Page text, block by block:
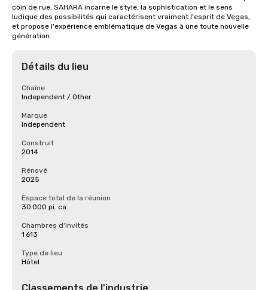
coin de rue, SAHARA incarne le style, la sophistication et le sens
ludique des possibilités qui caractérisent vraiment l'esprit de Vegas,
et propose l'expérience emblématique de Vegas à une toute nouvelle
génération.
Détails du lieu
Chaîne
Independent / Other
Marque
Independent
Construit
2014
Rénové
2025
Espace total de la réunion
30 000 pi. ca.
Chambres d'invités
1 613
Type de lieu
Hôtel